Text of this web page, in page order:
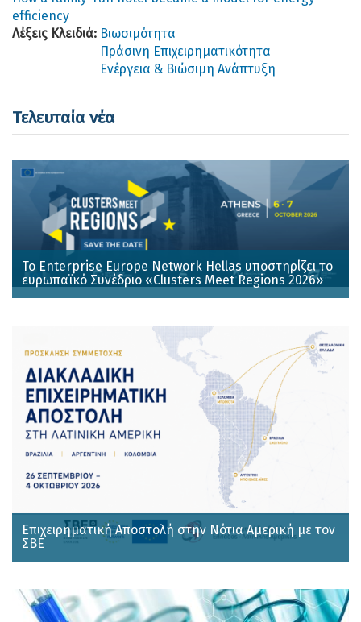
efficiency
Λέξεις Κλειδιά: Βιωσιμότητα
Πράσινη Επιχειρηματικότητα
Ενέργεια & Βιώσιμη Ανάπτυξη
Τελευταία νέα
Το Enterprise Europe Network Hellas υποστηρίζει το
ευρωπαϊκό Συνέδριο «Clusters Meet Regions 2026»
Επιχειρηματική Αποστολή στην Νότια Αμερική με τον
ΣΒΕ